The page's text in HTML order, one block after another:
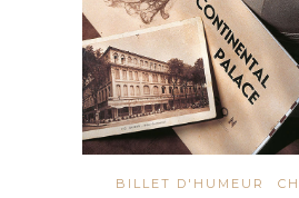
BILLET D'HUMEUR